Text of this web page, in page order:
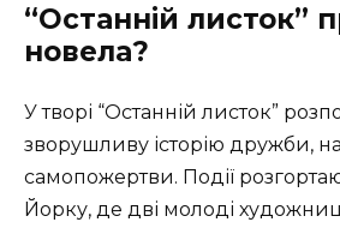
“Останній листок”
новела?
У творі “Останній листок”
зворушливу історію дружби,
самопожертви. Події
Йорку, де дві молоді